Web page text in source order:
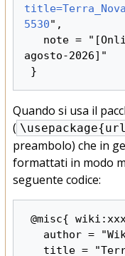
5530",
agosto-2026]"
Quando si usa il
(
preambolo) che in
formattati in modo
seguente codice:
@misc{ wiki:xxx,